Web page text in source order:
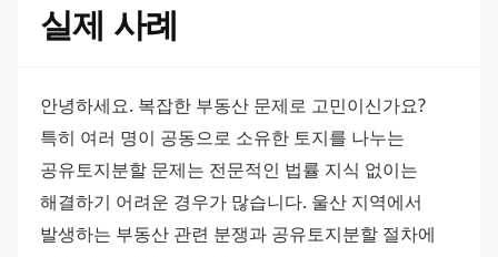
실제 사례
안녕하세요. 복잡한 부동산 문제로 고민이신가요?
특히 여러 명이 공동으로 소유한 토지를 나누는
공유토지분할 문제는 전문적인 법률 지식 없이는
해결하기 어려운 경우가 많습니다. 울산 지역에서
발생하는 부동산 관련 분쟁과 공유토지분할 절차에